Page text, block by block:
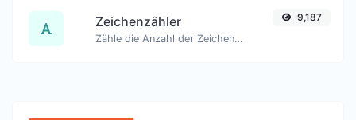
Zeichenzähler
Zähle die Anzahl der Zeichen und Wörter eines gegebenen Textes.
9,187